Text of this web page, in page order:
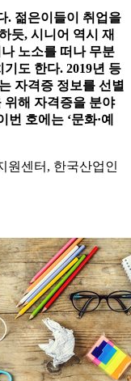
. 젊은이들이 취업을
듯, 시니어 역시 재
노소를 떠나 무분
도 한다. 2019년 등
자격증 정보를 선별
위해 자격증을 분야
호에는 ‘문화·예
원센터, 한국산업인